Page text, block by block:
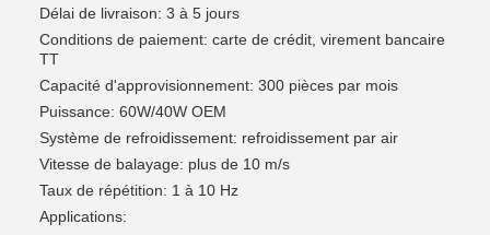
Délai de livraison: 3 à 5 jours
Conditions de paiement: carte de crédit, virement bancaire
TT
Capacité d'approvisionnement: 300 pièces par mois
Puissance: 60W/40W OEM
Système de refroidissement: refroidissement par air
Vitesse de balayage: plus de 10 m/s
Taux de répétition: 1 à 10 Hz
Applications: